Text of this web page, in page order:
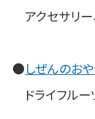
アクセサリー
●しぜんのおや
ドライフルー